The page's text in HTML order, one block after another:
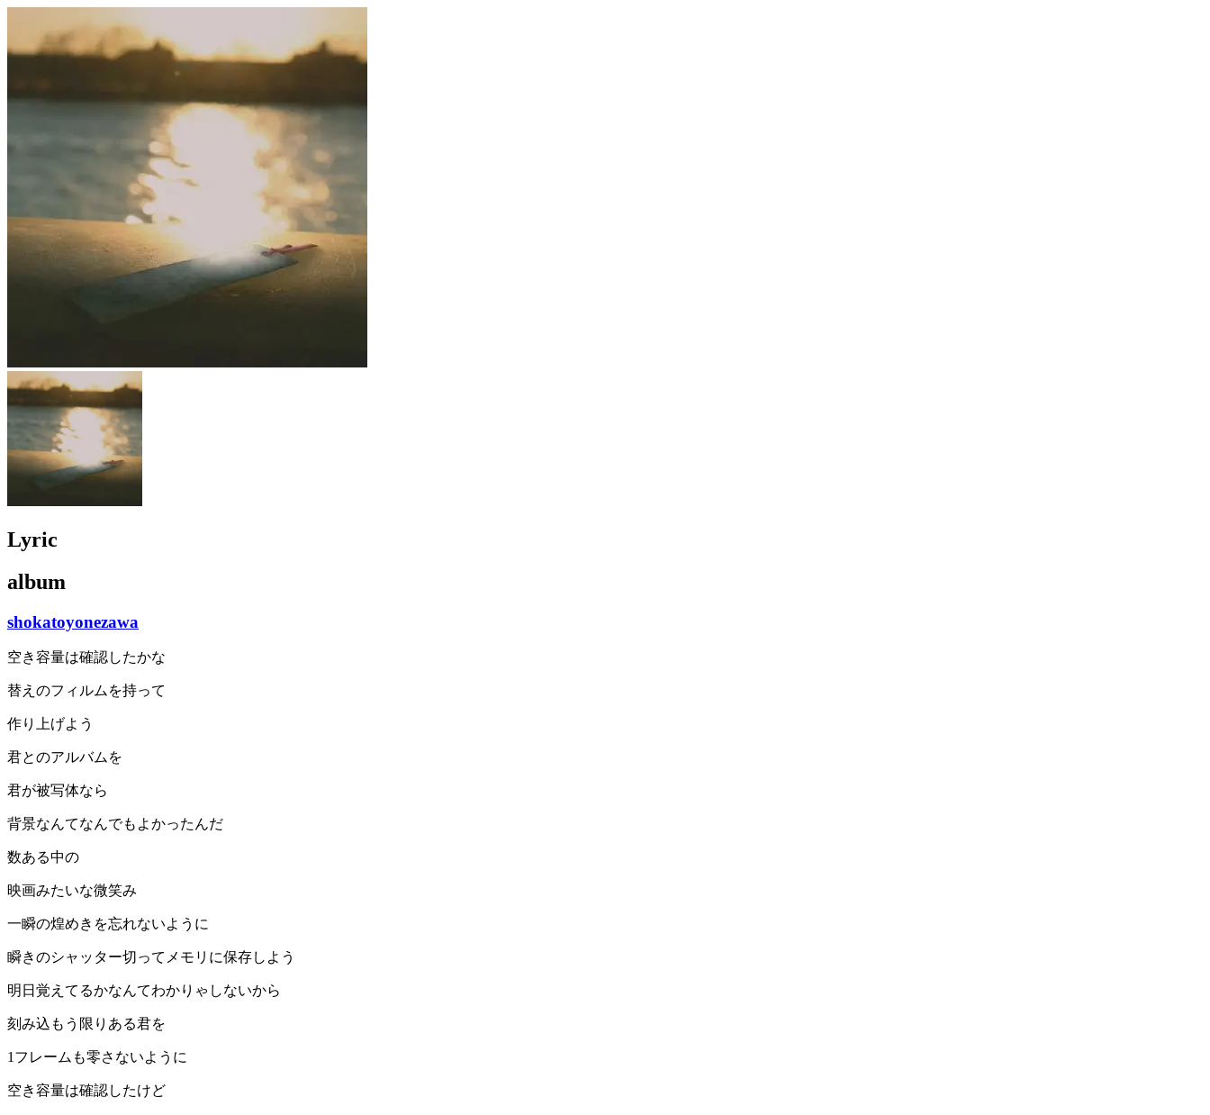
Lyric
album
shokatoyonezawa
空き容量は確認したかな
替えのフィルムを持って
作り上げよう
君とのアルバムを
君が被写体なら
背景なんてなんでもよかったんだ
数ある中の
映画みたいな微笑み
一瞬の煌めきを忘れないように
瞬きのシャッター切ってメモリに保存しよう
明日覚えてるかなんてわかりゃしないから
刻み込もう限りある君を
1フレームも零さないように
空き容量は確認したけど